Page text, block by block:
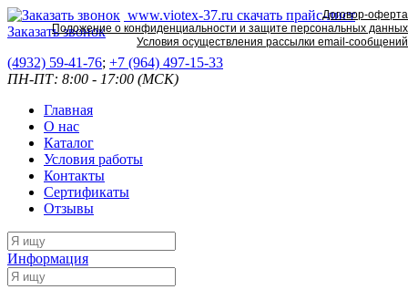
www.viotex-37.ru скачать прайс-лист
Заказать звонок
(4932) 59-41-76; +7 (964) 497-15-33
ПН-ПТ: 8:00 - 17:00 (МСК)
Главная
О нас
Каталог
Условия работы
Контакты
Сертификаты
Отзывы
Информация
Договор-оферта
Положение о конфиденциальности и защите персональных данных
Условия осуществления рассылки email-сообщений